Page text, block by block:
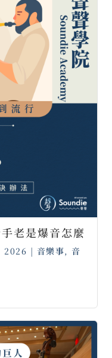
老是爆音怎麼
2026 | 音樂事, 音